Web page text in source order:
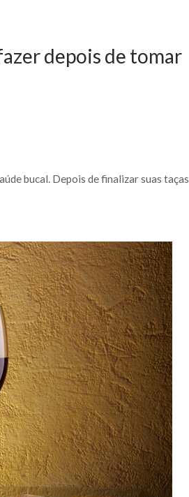
depois de tomar
bucal. Depois de finalizar suas taças